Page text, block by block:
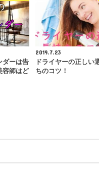
ダーは告
容師はど
2019.7.23
ドライヤーの正しい
ちのコツ！